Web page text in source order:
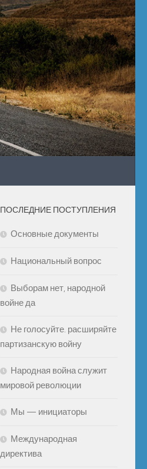
ПОСЛЕДНИЕ ПОСТУПЛЕНИЯ
Основные документы
Национальный вопрос
Выборам нет, народной
войне да
Не голосуйте. расширяйте
партизанскую войну
Народная война служит
мировой революции
Мы — инициаторы
Международная
директива